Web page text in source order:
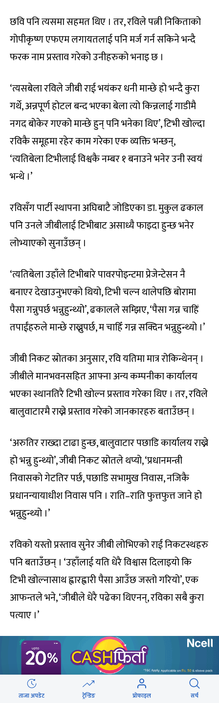
छवि पनि त्यसमा सहमत थिए । तर, रविले पत्नी निकिताको
गोपीकृष्ण एफएम लगायतलाई पनि मर्ज गर्न सकिने भन्दै
फरक नाम प्रस्ताव गरेको उनीहरुको भनाइ छ ।
‘त्यसबेला रविले जीबी राई भयंकर धनी मान्छे हो भन्दै कुरा
गर्थे, अन्नपूर्ण होटल बन्द भएका बेला त्यो किन्नलाई गाडीमै
नगद बोकेर गएको मान्छे हुन् पनि भनेका थिए’, टिभी खोल्दा
रविकै समूहमा रहेर काम गरेका एक व्यक्ति भन्छन्,
‘त्यतिबेला टिभीलाई विश्वकै नम्बर १ बनाउने भनेर उनी स्वयं
भन्थे ।’
रविसँग पार्टी स्थापना अघिबाटै जोडिएका डा. मुकुल ढकाल
पनि उनले जीबीलाई टिभीबाट असाध्यै फाइदा हुन्छ भनेर
लोभ्याएको सुनाउँछन् ।
‘त्यतिबेला उहाँले टिभीबारे पावरपोइन्टमा प्रेजेन्टेसन नै
बनाएर देखाउनुभएको थियो, टिभी चल्न थालेपछि बोरामा
पैसा गन्नुपर्छ भन्नुहुन्थ्यो’, ढकालले सम्झिए, ‘पैसा गन्न चाहिं
तपाईंहरुले मान्छे राख्नुपर्छ, म चाहिँ गन्न सक्दिन भन्नुहुन्थ्यो ।’
जीबी निकट स्रोतका अनुसार, रवि यतिमा मात्र रोकिन्थेनन् ।
जीबीले मानभवनसहित आफ्ना अन्य कम्पनीका कार्यालय
भएका स्थानतिरै टिभी खोल्न प्रस्ताव गरेका थिए । तर, रविले
बालुवाटारमै राख्ने प्रस्ताव गरेको जानकारहरु बताउँछन् ।
‘अरुतिर राख्दा टाढा हुन्छ, बालुवाटार पछाडि कार्यालय राख्ने
हो भन्नु हुन्थ्यो’, जीबी निकट स्रोतले थप्यो, ‘प्रधानमन्त्री
निवासको गेटतिर पर्छ, पछाडि सभामुख निवास, नजिकै
प्रधानन्यायाधीश निवास पनि । राति–राति फुत्तफुत्त जाने हो
भन्नुहुन्थ्यो ।’
रविको यस्तो प्रस्ताव सुनेर जीबी लोभिएको राई निकटस्थहरु
पनि बताउँछन् । ‘उहाँलाई यति धेरै विश्वास दिलाइयो कि
टिभी खोल्नासाथ ह्वारह्वारी पैसा आउँछ जस्तो गरियो’, एक
आफन्तले भने, ‘जीबीले धेरै पढेका थिएनन्, रविका सबै कुरा
पत्याए ।’
उनीहरुका अनुसार, त्यसबेला जीबीले टेलिभिजनमा ३ अर्ब
लगानी गर्न लागेको बताएका थिए । जानकारहरुका अनुसार,
टिभी खोल्ने टुंगो लागेपछि कर्मचारीहरु छान्नलाई अन्तर्वार्ता
ताजा अपडेट ट्रेन्डिङ प्रोफाइल सर्च